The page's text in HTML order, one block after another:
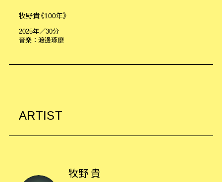
牧野貴《100年》
2025年／30分
音楽：渡邊琢磨
ARTIST
牧野 貴